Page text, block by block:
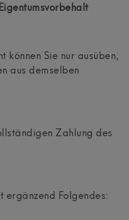
können Sie nur ausüben,
aus demselben
Zahlung des
ergänzend Folgendes: